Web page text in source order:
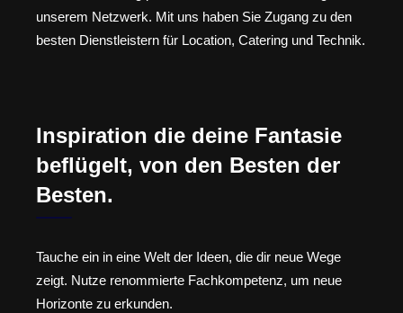
unserem Netzwerk. Mit uns haben Sie Zugang zu den
besten Dienstleistern für Location, Catering und Technik.
Inspiration die deine Fantasie
beflügelt, von den Besten der
Besten.
Tauche ein in eine Welt der Ideen, die dir neue Wege
zeigt. Nutze renommierte Fachkompetenz, um neue
Horizonte zu erkunden.